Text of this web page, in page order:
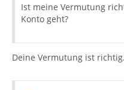
Ist meine Vermutung
Konto geht?
Deine Vermutung ist richtig.